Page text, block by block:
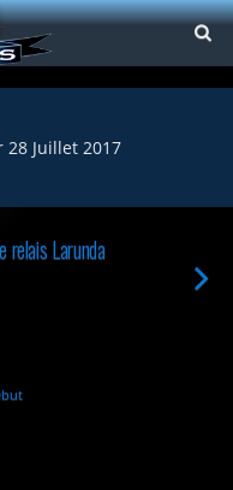
28 Juillet 2017
relais Larunda